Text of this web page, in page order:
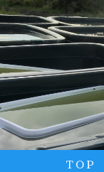
ＴＯＰ